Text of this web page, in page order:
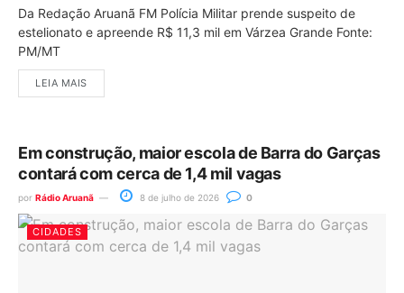
Da Redação Aruanã FM Polícia Militar prende suspeito de
estelionato e apreende R$ 11,3 mil em Várzea Grande Fonte:
PM/MT
LEIA MAIS
Em construção, maior escola de Barra do Garças
contará com cerca de 1,4 mil vagas
por Rádio Aruanã 8 de julho de 2026 0
CIDADES